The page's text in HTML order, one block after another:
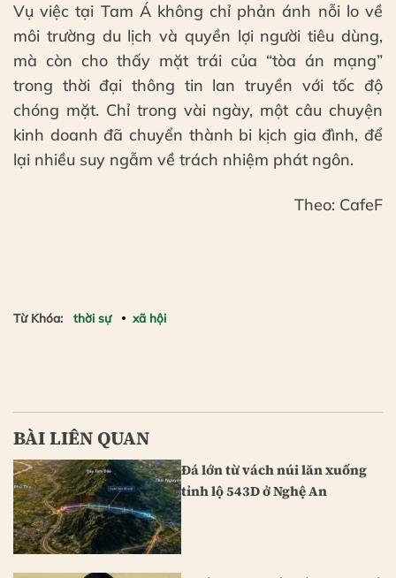
Vụ việc tại Tam Á không chỉ phản ánh nỗi lo về
môi trường du lịch và quyền lợi người tiêu dùng,
mà còn cho thấy mặt trái của “tòa án mạng”
trong thời đại thông tin lan truyền với tốc độ
chóng mặt. Chỉ trong vài ngày, một câu chuyện
kinh doanh đã chuyển thành bi kịch gia đình, để
lại nhiều suy ngẫm về trách nhiệm phát ngôn.
Theo: CafeF
Từ Khóa: thời sự xã hội
BÀI LIÊN QUAN
Đá lớn từ vách núi lăn xuống
tỉnh lộ 543D ở Nghệ An